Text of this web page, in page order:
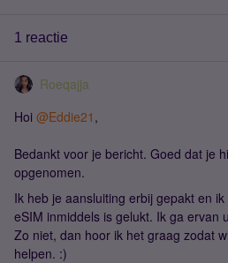
1 reactie
Roeqajja
Hoi @Eddie21 ,
Bedankt voor je bericht. Goed dat je
opgenomen.
Ik heb je aansluiting erbij gepakt en
eSIM inmiddels is gelukt. Ik ga ervan
Zo niet, dan hoor ik het graag zodat
helpen. :)